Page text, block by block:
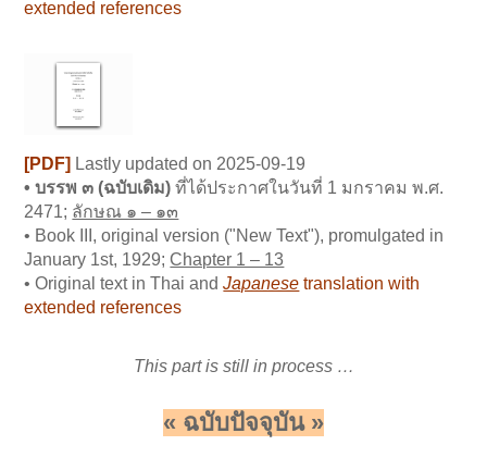
extended references
[PDF] Lastly updated on 2025-09-19
• บรรพ ๓ (ฉบับเดิม)ที่ได้ประกาศในวันที่ 1 มกราคม พ.ศ.
2471; ลักษณ ๑ – ๑๓
• Book III, original version ("New Text"), promulgated in
January 1st, 1929;Chapter 1 – 13
• Original text in Thai andJapanese translation with
extended references
This part is still in process …
« ฉบับปัจจุบัน »